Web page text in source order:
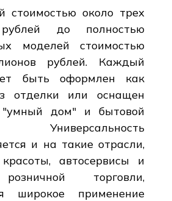
стоимостью около трех
до полностью
моделей стоимостью
рублей. Каждый
быть оформлен как
отделки или оснащен
"умный дом" и бытовой
Универсальность
и на такие отрасли,
автосервисы и
торговли,
широкое применение